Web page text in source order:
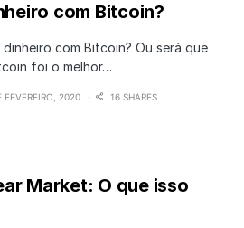
com Bitcoin?
com Bitcoin? Ou será que
foi o melhor…
FEVEREIRO, 2020
16 SHARES
Market: O que isso